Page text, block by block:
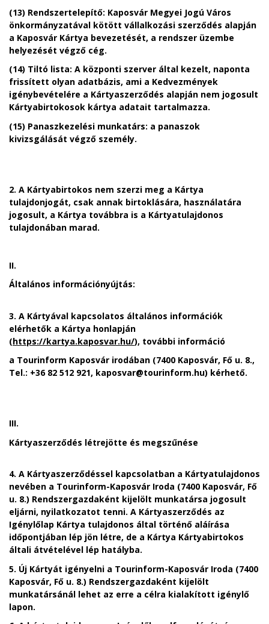
(13) Rendszertelepítő: Kaposvár Megyei Jogú Város
önkormányzatával kötött vállalkozási szerződés alapján
a Kaposvár Kártya bevezetését, a rendszer üzembe
helyezését végző cég.
(14) Tiltó lista: A központi szerver által kezelt, naponta
frissített olyan adatbázis, ami a Kedvezmények
igénybevételére a Kártyaszerződés alapján nem jogosult
Kártyabirtokosok kártya adatait tartalmazza.
(15) Panaszkezelési munkatárs: a panaszok
kivizsgálását végző személy.
2. A Kártyabirtokos nem szerzi meg a Kártya
tulajdonjogát, csak annak birtoklására, használatára
jogosult, a Kártya továbbra is a Kártyatulajdonos
tulajdonában marad.
II.
Általános információnyújtás:
3. A Kártyával kapcsolatos általános információk
elérhetők a Kártya honlapján
(https://kartya.kaposvar.hu/), további információ
a Tourinform Kaposvár irodában (7400 Kaposvár, Fő u. 8.,
Tel.: +36 82 512 921, kaposvar@tourinform.hu) kérhető.
III.
Kártyaszerződés létrejötte és megszűnése
4. A Kártyaszerződéssel kapcsolatban a Kártyatulajdonos
nevében a Tourinform-Kaposvár Iroda (7400 Kaposvár, Fő
u. 8.) Rendszergazdaként kijelölt munkatársa jogosult
eljárni, nyilatkozatot tenni. A Kártyaszerződés az
Igénylőlap Kártya tulajdonos által történő aláírása
időpontjában lép jön létre, de a Kártya Kártyabirtokos
általi átvételével lép hatályba.
5. Új Kártyát igényelni a Tourinform-Kaposvár Iroda (7400
Kaposvár, Fő u. 8.) Rendszergazdaként kijelölt
munkatársánál lehet az erre a célra kialakított igénylő
lapon.